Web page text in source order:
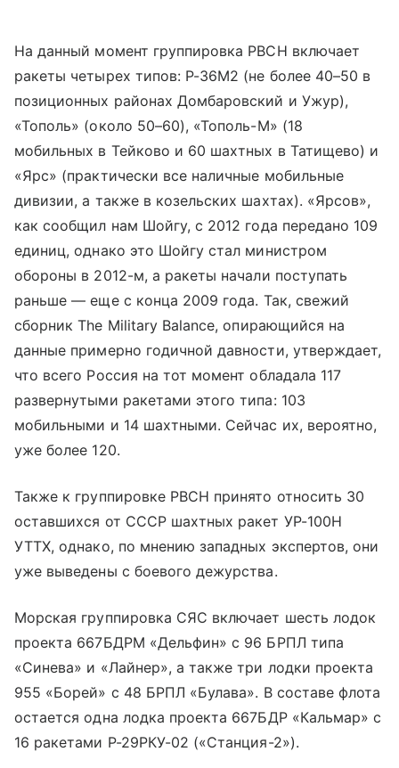
На данный момент группировка РВСН включает
ракеты четырех типов: Р-36М2 (не более 40–50 в
позиционных районах Домбаровский и Ужур),
«Тополь» (около 50–60), «Тополь-М» (18
мобильных в Тейково и 60 шахтных в Татищево) и
«Ярс» (практически все наличные мобильные
дивизии, а также в козельских шахтах). «Ярсов»,
как сообщил нам Шойгу, с 2012 года передано 109
единиц, однако это Шойгу стал министром
обороны в 2012-м, а ракеты начали поступать
раньше — еще с конца 2009 года. Так, свежий
сборник The Military Balance, опирающийся на
данные примерно годичной давности, утверждает,
что всего Россия на тот момент обладала 117
развернутыми ракетами этого типа: 103
мобильными и 14 шахтными. Сейчас их, вероятно,
уже более 120.
Также к группировке РВСН принято относить 30
оставшихся от СССР шахтных ракет УР-100Н
УТТХ, однако, по мнению западных экспертов, они
уже выведены с боевого дежурства.
Морская группировка СЯС включает шесть лодок
проекта 667БДРМ «Дельфин» с 96 БРПЛ типа
«Синева» и «Лайнер», а также три лодки проекта
955 «Борей» с 48 БРПЛ «Булава». В составе флота
остается одна лодка проекта 667БДР «Кальмар» с
16 ракетами Р-29РКУ-02 («Станция-2»).